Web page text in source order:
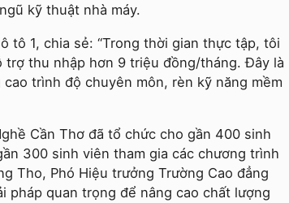
kỹ thuật nhà máy.
tô 1, chia sẻ: “Trong thời gian thực tập, tôi
thu nhập hơn 9 triệu đồng/tháng. Đây là
trình độ chuyên môn, rèn kỹ năng mềm
Cần Thơ đã tổ chức cho gần 400 sinh
300 sinh viên tham gia các chương trình
Tho, Phó Hiệu trưởng Trường Cao đẳng
pháp quan trọng để nâng cao chất lượng